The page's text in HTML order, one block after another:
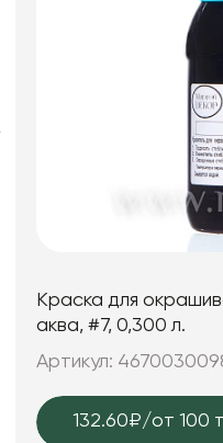
Искусственные цветы и
Декоративные вазы, кашпо
Краска для
аква, #7, 0,300 л.
Артикул:
132.60₽/от 100